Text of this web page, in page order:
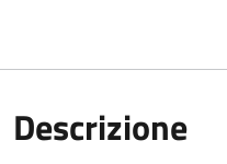
Descrizione